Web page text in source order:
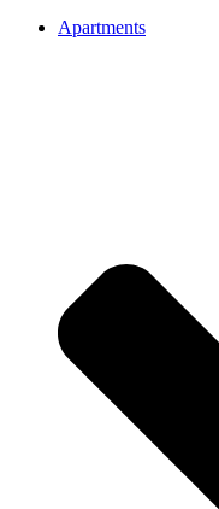
Apartments